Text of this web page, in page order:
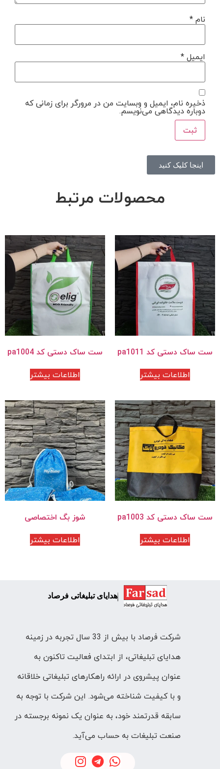
نام*
ایمیل*
ذخیره نام، ایمیل و وبسایت من در مرورگر برای زمانی که
دوباره دیدگاهی می‌نویسم.
اینجا کلیک کنید
محصولات مرتبط
ست ساک دستی کد pa1011
اطلاعات بیشتر
ست ساک دستی کد pa1004
اطلاعات بیشتر
ست ساک دستی کد pa1003
اطلاعات بیشتر
شوز بگ اختصاصی
اطلاعات بیشتر
هدایای تبلیغاتی فرصاد
شرکت فرصاد با بیش از 33 سال تجربه در زمینه
هدایای تبلیغاتی، از ابتدای فعالیت تاکنون به
عنوان پیشروی در ارائه راهکارهای تبلیغاتی خلاقانه
و با کیفیت شناخته می‌شود. این شرکت با توجه به
سابقه قدرتمند خود، به عنوان یک نمونه برجسته در
صنعت تبلیغات به حساب می‌آید.